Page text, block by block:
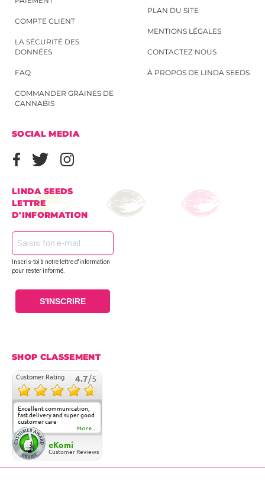
COMPTE CLIENT
LA SÉCURITÉ DES
DONNÉES
FAQ
COMMANDER GRAINES DE
CANNABIS
PLAN DU SITE
MENTIONS LÉGALES
CONTACTEZ NOUS
À PROPOS DE LINDA SEEDS
SOCIAL MEDIA
LINDA SEEDS
LETTRE
D'INFORMATION
Inscris-toi à notre lettre d'information
pour rester informé.
S'INSCRIRE
SHOP CLASSEMENT
Customer Rating 4.7/5
Excellent communication,
fast delivery and super good
customer care
More...
eKomi
Customer Reviews